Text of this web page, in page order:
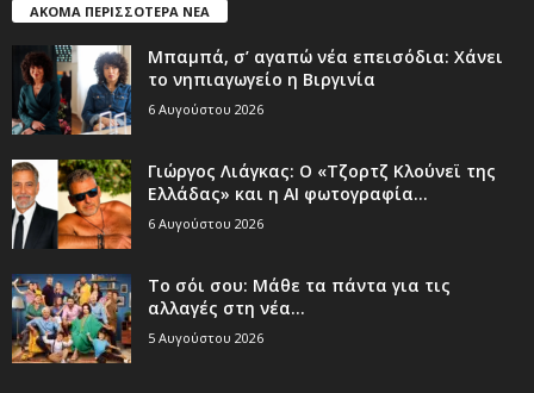
ΑΚΟΜΑ ΠΕΡΙΣΣΟΤΕΡΑ ΝΕΑ
Μπαμπά, σ’ αγαπώ νέα επεισόδια: Χάνει
το νηπιαγωγείο η Βιργινία
6 Αυγούστου 2026
Γιώργος Λιάγκας: Ο «Τζορτζ Κλούνεϊ της
Ελλάδας» και η AI φωτογραφία...
6 Αυγούστου 2026
Το σόι σου: Μάθε τα πάντα για τις
αλλαγές στη νέα...
5 Αυγούστου 2026